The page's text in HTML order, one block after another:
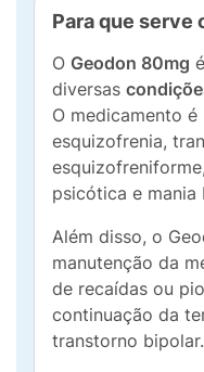
Para que serve
O Geodon 80mg
diversas
O medicamento
esquizofrenia,
psicótica e mania
Além disso, o
manutenção da
de recaídas ou
continuação da
transtorno bipolar.